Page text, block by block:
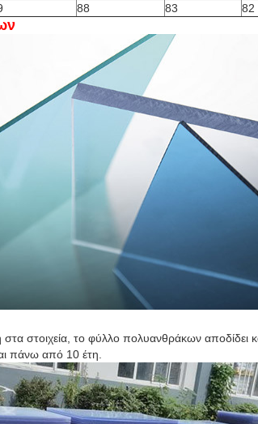
88 83 82
στα στοιχεία, το φύλλο πολυανθράκων αποδίδει
πάνω από 10 έτη.